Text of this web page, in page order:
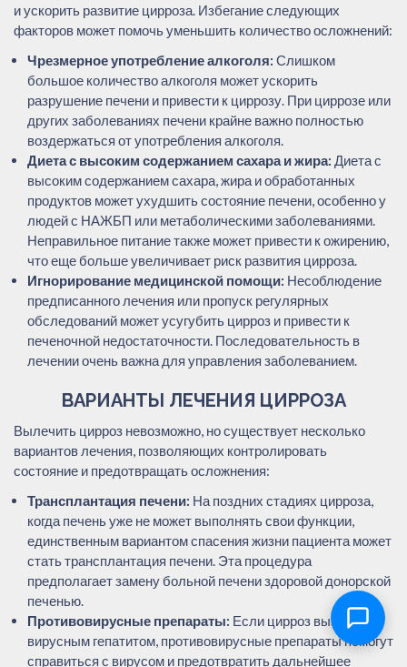
и ускорить развитие цирроза. Избегание следующих
факторов может помочь уменьшить количество осложнений:
Чрезмерное употребление алкоголя: Слишком
большое количество алкоголя может ускорить
разрушение печени и привести к циррозу. При циррозе или
других заболеваниях печени крайне важно полностью
воздержаться от употребления алкоголя.
Диета с высоким содержанием сахара и жира: Диета с
высоким содержанием сахара, жира и обработанных
продуктов может ухудшить состояние печени, особенно у
людей с НАЖБП или метаболическими заболеваниями.
Неправильное питание также может привести к ожирению,
что еще больше увеличивает риск развития цирроза.
Игнорирование медицинской помощи: Несоблюдение
предписанного лечения или пропуск регулярных
обследований может усугубить цирроз и привести к
печеночной недостаточности. Последовательность в
лечении очень важна для управления заболеванием.
ВАРИАНТЫ ЛЕЧЕНИЯ ЦИРРОЗА
Вылечить цирроз невозможно, но существует несколько
вариантов лечения, позволяющих контролировать
состояние и предотвращать осложнения:
Трансплантация печени: На поздних стадиях цирроза,
когда печень уже не может выполнять свои функции,
единственным вариантом спасения жизни пациента может
стать трансплантация печени. Эта процедура
предполагает замену больной печени здоровой донорской
печенью.
Противовирусные препараты: Если цирроз вызван
вирусным гепатитом, противовирусные препараты помогут
справиться с вирусом и предотвратить дальнейшее